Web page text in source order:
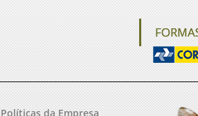
Políticas da Empresa